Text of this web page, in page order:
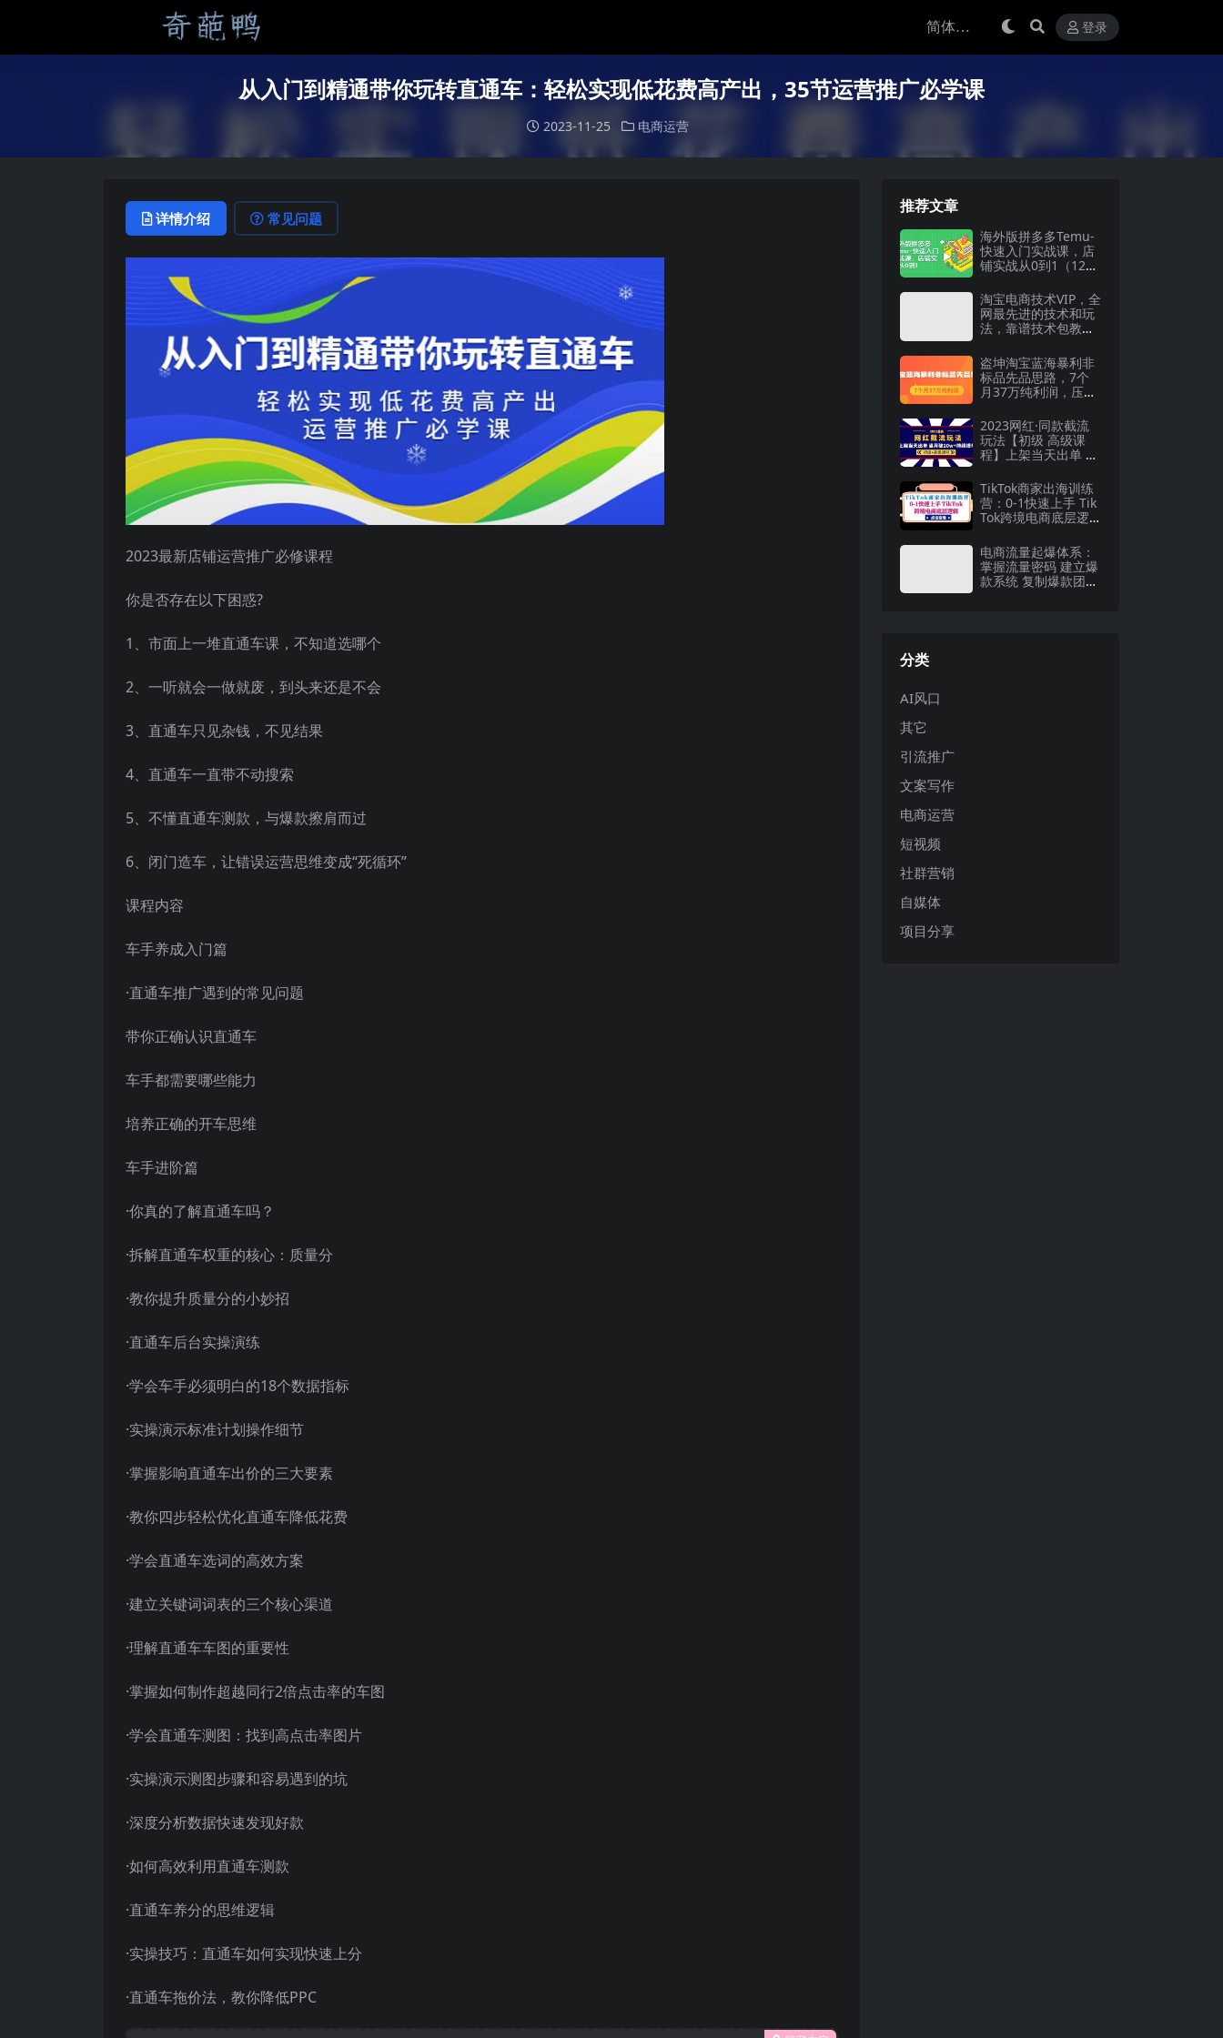
登录
从入门到精通带你玩转直通车：轻松实现低花费高产出，35节运营推广必学课
2023-11-25 电商运营
详情介绍 常见问题
2023最新店铺运营推广必修课程
你是否存在以下困惑?
1、市面上一堆直通车课，不知道选哪个
2、一听就会一做就废，到头来还是不会
3、直通车只见杂钱，不见结果
4、直通车一直带不动搜索
5、不懂直通车测款，与爆款擦肩而过
6、闭门造车，让错误运营思维变成“死循环”
课程内容
车手养成入门篇
·直通车推广遇到的常见问题
带你正确认识直通车
车手都需要哪些能力
培养正确的开车思维
车手进阶篇
·你真的了解直通车吗？
·拆解直通车权重的核心：质量分
·教你提升质量分的小妙招
·直通车后台实操演练
·学会车手必须明白的18个数据指标
·实操演示标准计划操作细节
·掌握影响直通车出价的三大要素
·教你四步轻松优化直通车降低花费
·学会直通车选词的高效方案
·建立关键词词表的三个核心渠道
·理解直通车车图的重要性
·掌握如何制作超越同行2倍点击率的车图
·学会直通车测图：找到高点击率图片
·实操演示测图步骤和容易遇到的坑
·深度分析数据快速发现好款
·如何高效利用直通车测款
·直通车养分的思维逻辑
·实操技巧：直通车如何实现快速上分
·直通车拖价法，教你降低PPC
推荐文章
海外版拼多多Temu-
快速入门实战课，店
铺实战从0到1（12节
淘宝电商技术VIP，全
网最先进的技术和玩
法，靠谱技术包教包
盗坤淘宝蓝海暴利非
标品先品思路，7个
月37万纯利润，压箱
章】
2023网红·同款截流
玩法【初级 高级课
程】上架当天出单 当
TikTok商家出海训练
营：0-1快速上手 Tik
Tok跨境电商底层逻
电商流量起爆体系：
掌握流量密码 建立爆
款系统 复制爆款团队
分类
AI风口
其它
引流推广
文案写作
电商运营
短视频
社群营销
自媒体
项目分享